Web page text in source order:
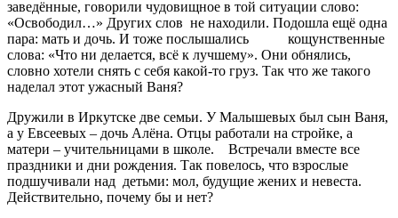
заведённые, говорили чудовищное в той ситуации слово:
«Освободил…» Других слов не находили. Подошла ещё одна
пара: мать и дочь. И тоже послышались кощунственные
слова: «Что ни делается, всё к лучшему». Они обнялись,
словно хотели снять с себя какой-то груз. Так что же такого
наделал этот ужасный Ваня?
Дружили в Иркутске две семьи. У Малышевых был сын Ваня,
а у Евсеевых – дочь Алёна. Отцы работали на стройке, а
матери – учительницами в школе. Встречали вместе все
праздники и дни рождения. Так повелось, что взрослые
подшучивали над детьми: мол, будущие жених и невеста.
Действительно, почему бы и нет?